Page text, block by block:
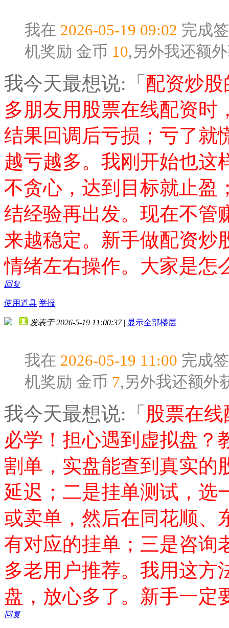
我在 2026-05-19 09:02 完成
机奖励 金币 10,另外我还额
我今天最想说:「 配资炒
多朋友用股票在线配资时
结果回调后亏损；亏了就
越亏越多。我刚开始也这
不贪心，达到目标就止盈
结经验再出发。现在不管
来越稳定。新手做配资炒
情绪左右操作。大家是怎
回复
使用道具 举报
发表于 2026-5-19 11:00:37 | 显示全部楼层
我在 2026-05-19 11:00 完成
机奖励 金币 7,另外我还额外
我今天最想说:「 股票在
必学！担心遇到虚拟盘？
割单，实盘能查到真实的
延迟；二是挂单测试，选
或卖单，然后在同花顺、
有对应的挂单；三是咨询
多老用户推荐。我用这方
盘，放心多了。新手一定
回复